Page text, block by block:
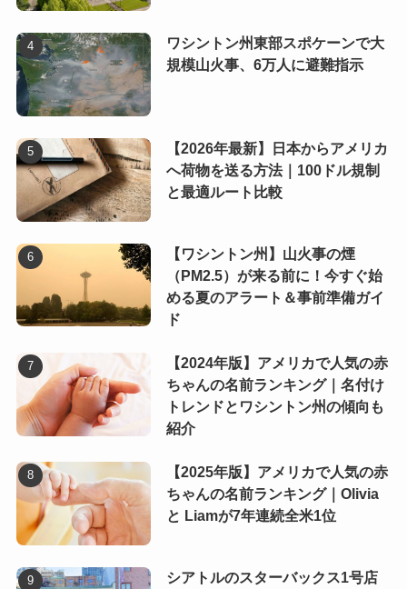
ワシントン州東部スポケーンで大
規模山火事、6万人に避難指示
【2026年最新】日本からアメリカ
へ荷物を送る方法｜100ドル規制
と最適ルート比較
【ワシントン州】山火事の煙
（PM2.5）が来る前に！今すぐ始
める夏のアラート＆事前準備ガイ
ド
【2024年版】アメリカで人気の赤
ちゃんの名前ランキング｜名付け
トレンドとワシントン州の傾向も
紹介
【2025年版】アメリカで人気の赤
ちゃんの名前ランキング｜Olivia
と Liamが7年連続全米1位
シアトルのスターバックス1号店